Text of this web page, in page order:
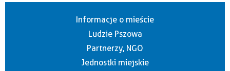
Informacje o mieście
Ludzie Pszowa
Partnerzy, NGO
Jednostki miejskie